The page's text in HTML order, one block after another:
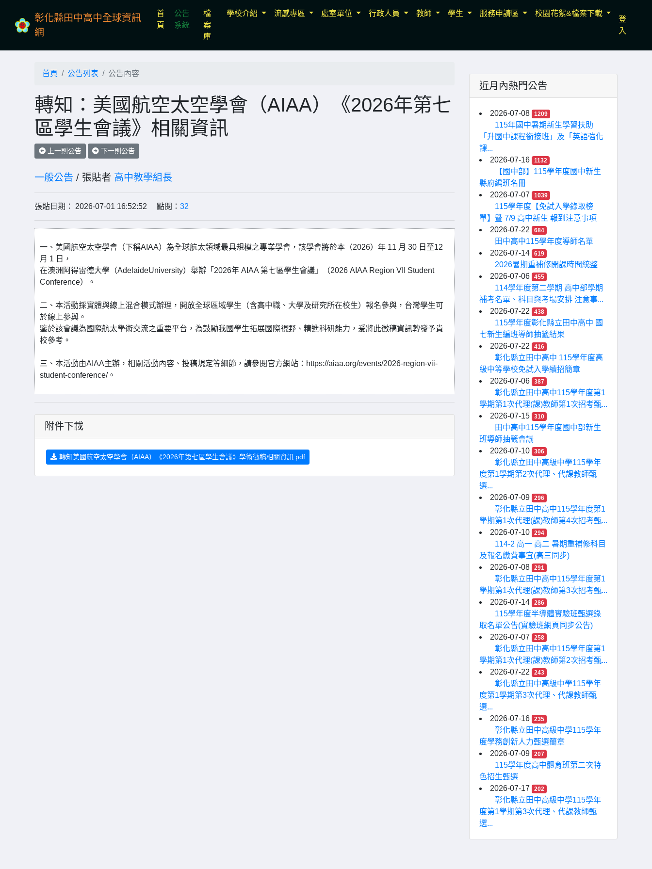
彰化縣田中高中全球資訊
網
首
頁 (current)
公告
系統
檔
案
庫
學校介紹 流感專區 處室單位 行政人員 教師 學生 服務申請區 校園花絮&檔案下載
登
入
首頁 公告列表 公告內容
轉知：美國航空太空學會（AIAA）《2026年第七
區學生會議》相關資訊
上一則公告 下一則公告
一般公告 / 張貼者 高中教學組長
張貼日期： 2026-07-01 16:52:52 點閱： 32
一、美國航空太空學會（下稱AIAA）為全球航太領域最具規模之專業學會，該學會將於本（2026）年 11 月 30 日至12
月 1 日，
在澳洲阿得雷德大學（AdelaideUniversity）舉辦「2026年 AIAA 第七區學生會議」（2026 AIAA Region VII Student
Conference）。
二、本活動採實體與線上混合模式辦理，開放全球區域學生（含高中職、大學及研究所在校生）報名參與，台灣學生可
於線上參與。
鑒於該會議為國際航太學術交流之重要平台，為鼓勵我國學生拓展國際視野、精進科研能力，爰將此徵稿資訊轉發予貴
校參考。
三、本活動由AIAA主辦，相關活動內容、投稿規定等細節，請參閱官方網站：https://aiaa.org/events/2026-region-vii-
student-conference/。
附件下載
轉知美國航空太空學會（AIAA）《2026年第七區學生會議》學術徵稿相關資訊.pdf
近月內熱門公告
2026-07-08 1209
115年國中暑期新生學習扶助
「升國中課程銜接班」及「英語強化
課...
2026-07-16
1132
【國中部】115學年度國中新生
縣府編班名冊
2026-07-07
1039
115學年度【免試入學錄取榜
單】暨 7/9 高中新生 報到注意事項
2026-07-22
684
田中高中115學年度導師名單
2026-07-14
619
2026暑期重補修開課時間統整
2026-07-06
455
114學年度第二學期 高中部學期
補考名單、科目與考場安排 注意事...
2026-07-22
438
115學年度彰化縣立田中高中 國
七新生編班導師抽籤結果
2026-07-22
416
彰化縣立田中高中 115學年度高
級中等學校免試入學續招簡章
2026-07-06
387
彰化縣立田中高中115學年度第1
學期第1次代理(課)教師第1次招考甄...
2026-07-15
310
田中高中115學年度國中部新生
班導師抽籤會議
2026-07-10
306
彰化縣立田中高級中學115學年
度第1學期第2次代理、代課教師甄
選...
2026-07-09
296
彰化縣立田中高中115學年度第1
學期第1次代理(課)教師第4次招考甄...
2026-07-10
294
114-2 高一 高二 暑期重補修科目
及報名繳費事宜(高三同步)
2026-07-08
291
彰化縣立田中高中115學年度第1
學期第1次代理(課)教師第3次招考甄...
2026-07-14
286
115學年度半導體實驗班甄選錄
取名單公告(實驗班網頁同步公告)
2026-07-07
258
彰化縣立田中高中115學年度第1
學期第1次代理(課)教師第2次招考甄...
2026-07-22
243
彰化縣立田中高級中學115學年
度第1學期第3次代理、代課教師甄
選...
2026-07-16
235
彰化縣立田中高級中學115學年
度學務創新人力甄選簡章
2026-07-09
207
115學年度高中體育班第二次特
色招生甄選
2026-07-17
202
彰化縣立田中高級中學115學年
度第1學期第3次代理、代課教師甄
選...